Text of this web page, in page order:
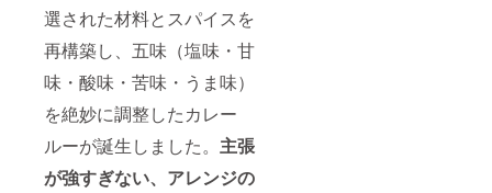
選された材料とスパイスを
再構築し、五味（塩味・甘
味・酸味・苦味・うま味）
を絶妙に調整したカレー
ルーが誕生しました。 主張
が強すぎない、アレンジの